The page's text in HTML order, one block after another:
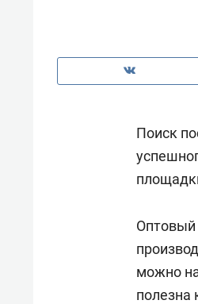
Поиск
Оптовый
можно
полезна